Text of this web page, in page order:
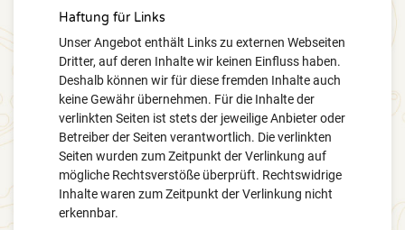
Haftung für Links
Unser Angebot enthält Links zu externen Webseiten
Dritter, auf deren Inhalte wir keinen Einfluss haben.
Deshalb können wir für diese fremden Inhalte auch
keine Gewähr übernehmen. Für die Inhalte der
verlinkten Seiten ist stets der jeweilige Anbieter oder
Betreiber der Seiten verantwortlich. Die verlinkten
Seiten wurden zum Zeitpunkt der Verlinkung auf
mögliche Rechtsverstöße überprüft. Rechtswidrige
Inhalte waren zum Zeitpunkt der Verlinkung nicht
erkennbar.